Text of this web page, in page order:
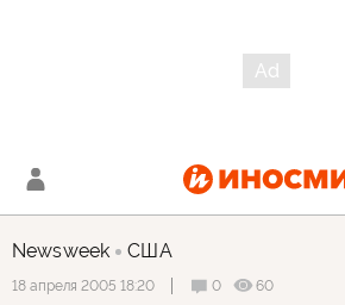
Newsweek США
18 апреля 2005 18:20 0
60